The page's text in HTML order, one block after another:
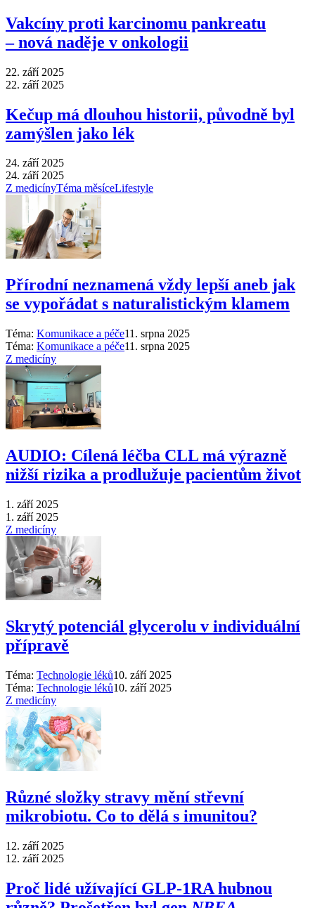
Vakcíny proti karcinomu pankreatu
–⁠ nová naděje v onkologii
22. září 2025
22. září 2025
Kečup má dlouhou historii, původně byl
zamýšlen jako lék
24. září 2025
24. září 2025
Z medicínyTéma měsíceLifestyle
Přírodní neznamená vždy lepší aneb jak
se vypořádat s naturalistickým klamem
Téma: Komunikace a péče11. srpna 2025
Téma: Komunikace a péče11. srpna 2025
Z medicíny
AUDIO: Cílená léčba CLL má výrazně
nižší rizika a prodlužuje pacientům život
1. září 2025
1. září 2025
Z medicíny
Skrytý potenciál glycerolu v individuální
přípravě
Téma: Technologie léků10. září 2025
Téma: Technologie léků10. září 2025
Z medicíny
Různé složky stravy mění střevní
mikrobiotu. Co to dělá s imunitou?
12. září 2025
12. září 2025
Proč lidé užívající GLP-1RA hubnou